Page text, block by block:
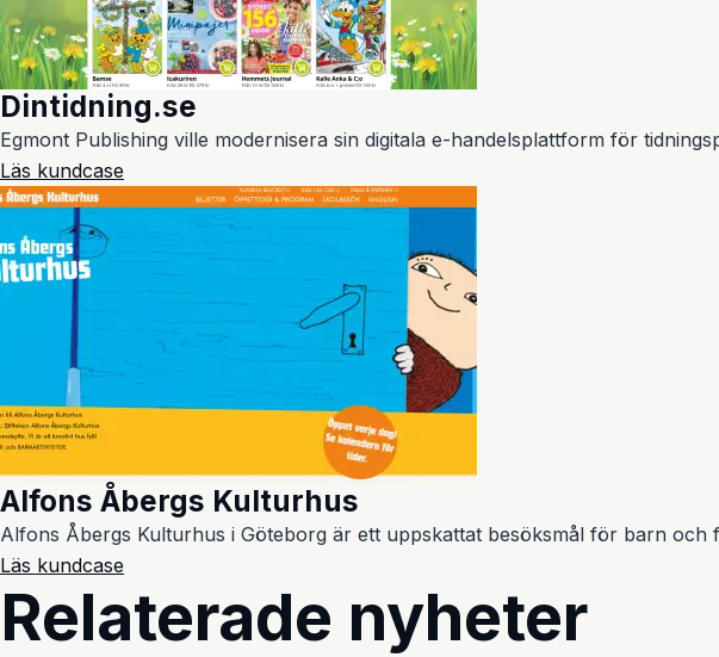
Dintidning.se
Egmont Publishing ville modernisera sin digitala e-handelsplattform för
Läs kundcase
Alfons Åbergs Kulturhus
Alfons Åbergs Kulturhus i Göteborg är ett uppskattat besöksmål för barn
Läs kundcase
Relaterade nyheter